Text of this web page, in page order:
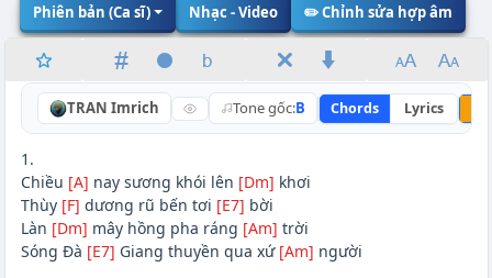
Phiên bản (Ca sĩ) Nhạc - Video ✏️ Chỉnh sửa hợp âm
TRAN Imrich Tone gốc:B Chords Lyrics
1.
Chiều [A] nay sương khói lên [Dm] khơi
Thùy [F] dương rũ bến tơi [E7] bời
Làn [Dm] mây hồng pha ráng [Am] trời
Sóng Đà [E7] Giang thuyền qua xứ [Am] người